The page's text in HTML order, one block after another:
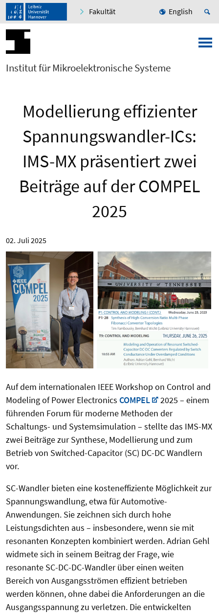
Fakultät English
Institut für Mikroelektronische Systeme
Modellierung effizienter
Spannungswandler-ICs:
IMS-MX präsentiert zwei
Beiträge auf der COMPEL
2025
02. Juli 2025
Auf dem internationalen IEEE Workshopon Control and
Modeling of Power Electronics COMPEL
2025 – einem
führenden Forum für moderne Methoden der
Schaltungs- und Systemsimulation – stellte das IMS-MX
zwei Beiträge zur Synthese, Modellierung und zum
Betrieb von Switched-Capacitor (SC) DC-DC Wandlern
vor.
SC-Wandler bieten eine kosteneffiziente Möglichkeit zur
Spannungswandlung, etwa für Automotive-
Anwendungen. Sie zeichnen sich durch hohe
Leistungsdichten aus – insbesondere, wenn sie mit
resonanten Konzepten kombiniert werden.Adrian Gehl
widmete sich in seinem Beitrag der Frage, wie
resonante SC-DC-DC-Wandler über einen weiten
Bereich von Ausgangsströmen effizient betrieben
werden können, ohne dabei die Anforderungen an die
Ausgangsspannung zu verletzen. Die entwickelten